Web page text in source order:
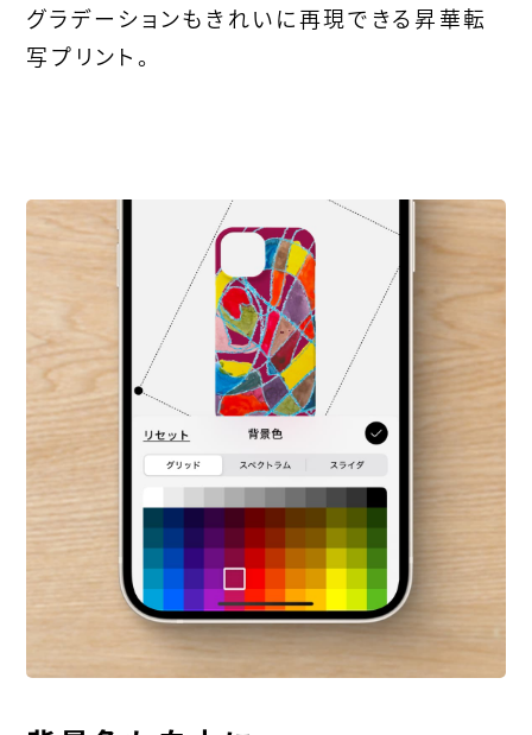
グラデーションもきれいに再現できる昇華転
写プリント。